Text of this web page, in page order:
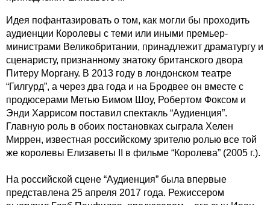
Идея пофантазировать о том, как могли бы проходить
аудиенции Королевы с теми или иными премьер-
министрами Великобритании, принадлежит драматургу и
сценаристу, признанному знатоку британского двора
Питеру Моргану. В 2013 году в лондонском театре
“Гилгурд”, а через два года и на Бродвее он вместе с
продюсерами Метью Бимом Шоу, Робертом Фоксом и
Энди Харрисом поставил спектакль “Аудиенция”.
Главную роль в обоих постановках сыграла Хелен
Миррен, известная российскому зрителю ролью все той
же королевы Елизаветы II в фильме “Королева” (2005 г.).
На российской сцене “Аудиенция” была впервые
представлена 25 апреля 2017 года. Режиссером